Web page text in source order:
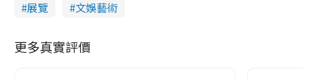
展覽
文娛藝術
更多真實評價